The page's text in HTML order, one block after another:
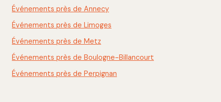
Événements près de Annecy
Événements près de Limoges
Événements près de Metz
Événements près de Boulogne-Billancourt
Événements près de Perpignan